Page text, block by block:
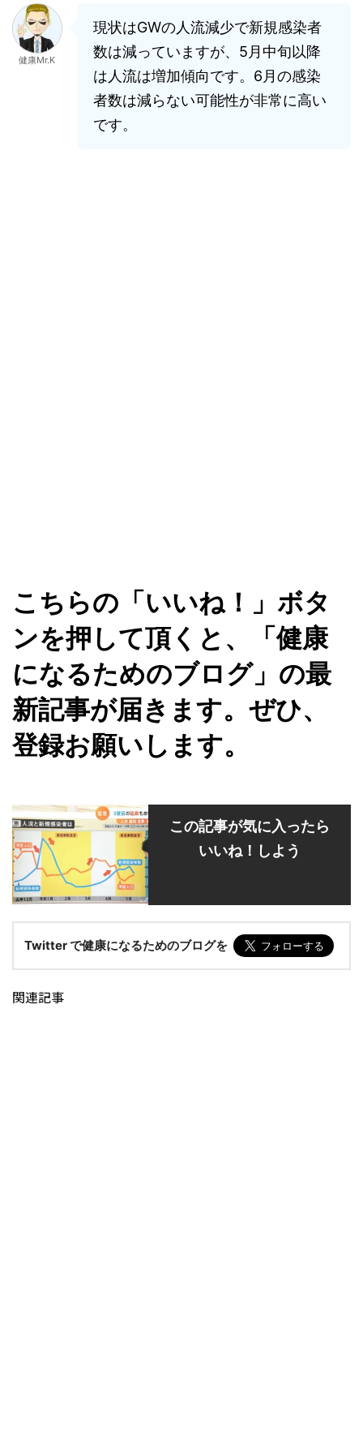
健康Mr.K
現状はGWの人流減少で新規感染者
数は減っていますが、5月中旬以降
は人流は増加傾向です。6月の感染
者数は減らない可能性が非常に高い
です。
こちらの「いいね！」ボタ
ンを押して頂くと、「健康
になるためのブログ」の最
新記事が届きます。ぜひ、
登録お願いします。
この記事が気に入ったら
いいね！しよう
Twitter で健康になるためのブログを
関連記事